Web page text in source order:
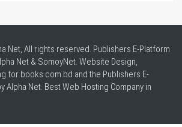
Net, All rights reserved. Publishers E-Platform
Net & SomoyNet. Website Design,
for books.com.bd and the Publishers E-
Alpha Net. BestWeb Hosting Company in